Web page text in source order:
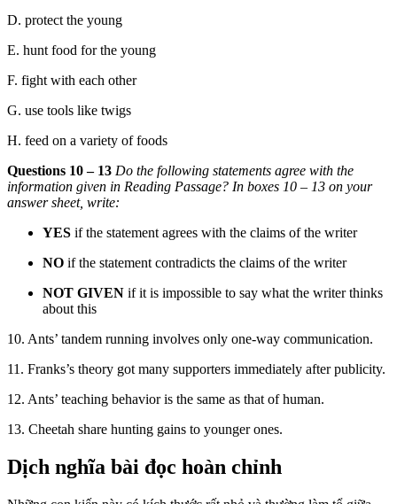
D. protect the young
E. hunt food for the young
F. fight with each other
G. use tools like twigs
H. feed on a variety of foods
Questions 10 – 13 Do the following statements agree with the
information given in Reading Passage? In boxes 10 – 13 on your
answer sheet, write:
YES if the statement agrees with the claims of the writer
NO if the statement contradicts the claims of the writer
NOT GIVEN if it is impossible to say what the writer thinks
about this
10. Ants’ tandem running involves only one-way communication.
11. Franks’s theory got many supporters immediately after publicity.
12. Ants’ teaching behavior is the same as that of human.
13. Cheetah share hunting gains to younger ones.
Dịch nghĩa bài đọc hoàn chỉnh